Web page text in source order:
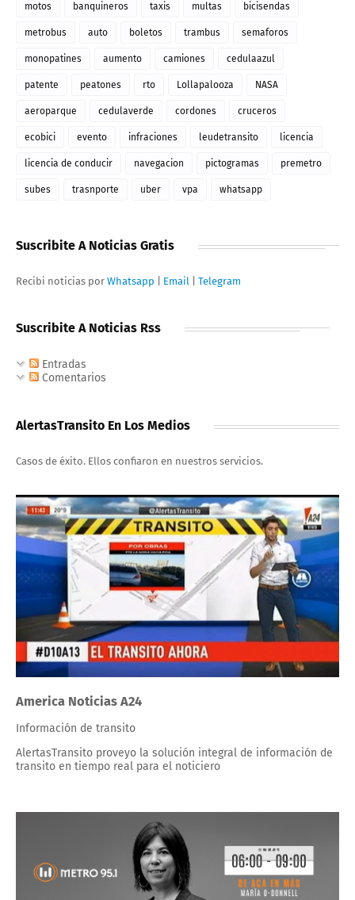
motos banquineros taxis multas bicisendas
metrobus auto boletos trambus semaforos
monopatines aumento camiones cedulaazul
patente peatones rto Lollapalooza NASA
aeroparque cedulaverde cordones cruceros
ecobici evento infraciones leudetransito licencia
licencia de conducir navegacion pictogramas premetro
subes trasnporte uber vpa whatsapp
Suscribite A Noticias Gratis
Recibi noticias por Whatsapp Email Telegram
Suscribite A Noticias Rss
Entradas
Comentarios
AlertasTransito En Los Medios
Casos de éxito. Ellos confiaron en nuestros servicios.
America Noticias A24
Información de transito
AlertasTransito proveyo la solución integral de información de
transito en tiempo real para el noticiero